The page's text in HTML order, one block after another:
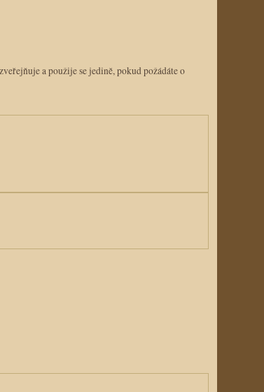
a použije se jedině, pokud požádáte o